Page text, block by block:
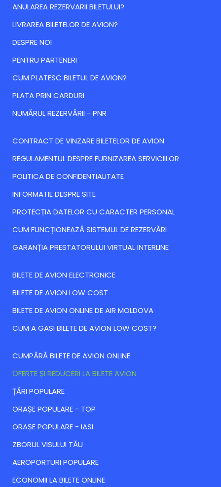
ANULAREA REZERVARII BILETULUI?
LIVRAREA BILETELOR DE AVION?
DESPRE NOI
PENTRU PARTENERI
CUM PLATESC BILETUL DE AVION?
PLATA PRIN CARDURI
NUMĂRUL REZERVĂRII - PNR
CONTRACT DE VINZARE BILETELOR DE AVION
REGULAMENTUL DESPRE FURNIZAREA SERVICIILOR
POLITICA DE CONFIDENTIALITATE
INFORMATIE DESPRE SITE
PROTECȚIA DATELOR CU CARACTER PERSONAL
CUM FUNCȚIONEAZĂ SISTEMUL DE REZERVĂRI
GARANȚIA PRESTATORULUI VIRTUAL INTERLINE
BILETE DE AVION ELECTRONICE
BILETE DE AVION LOW COST
BILETE DE AVION ONLINE DE AIR MOLDOVA
CUM A GASI BILETE DE AVION LOW COST?
CUMPĂRĂ BILETE DE AVION ONLINE
ОFERTE ȘI REDUCERI LA BILETE AVION
ȚĂRI POPULARE
ORAȘE POPULARE - TOP
ORAȘE POPULARE - IASI
ZBORUL VISULUI TĂU
AEROPORTURI POPULARE
ECONOMII LA BILETE ONLINE